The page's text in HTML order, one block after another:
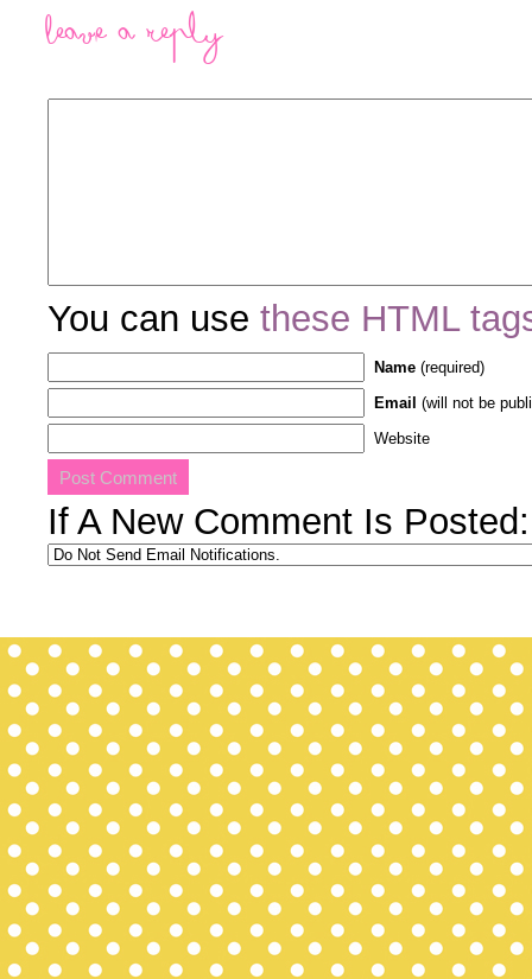
Leave a Reply
You can use these HTML
Name (required)
Email (will not be
Website
If A New Comment Is Posted: